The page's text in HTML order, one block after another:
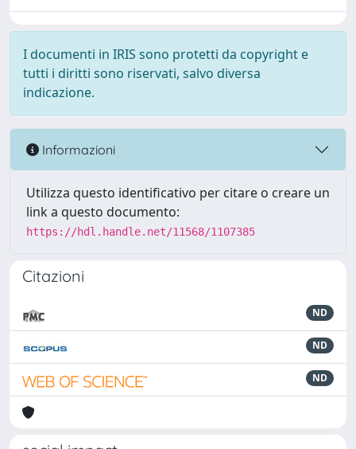
I documenti in IRIS sono protetti da copyright e
tutti i diritti sono riservati, salvo diversa
indicazione.
Informazioni
Utilizza questo identificativo per citare o creare un
link a questo documento:
https://hdl.handle.net/11568/1107385
Citazioni
ND
ND
ND